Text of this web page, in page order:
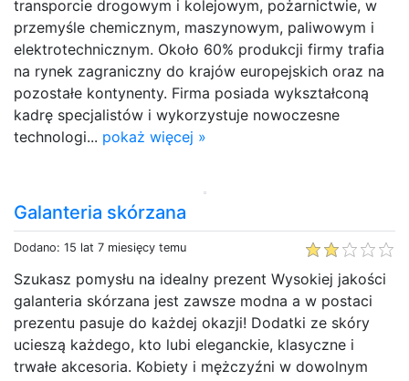
transporcie drogowym i kolejowym, pożarnictwie, w
przemyśle chemicznym, maszynowym, paliwowym i
elektrotechnicznym. Około 60% produkcji firmy trafia
na rynek zagraniczny do krajów europejskich oraz na
pozostałe kontynenty. Firma posiada wykształconą
kadrę specjalistów i wykorzystuje nowoczesne
technologi... pokaż więcej »
Galanteria skórzana
Dodano: 15 lat 7 miesięcy temu
Szukasz pomysłu na idealny prezent Wysokiej jakości
galanteria skórzana jest zawsze modna a w postaci
prezentu pasuje do każdej okazji! Dodatki ze skóry
ucieszą każdego, kto lubi eleganckie, klasyczne i
trwałe akcesoria. Kobiety i mężczyźni w dowolnym